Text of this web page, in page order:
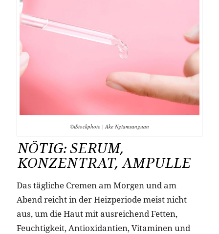
©iStockphoto | Ake Ngiamsanguan
NÖTIG: SERUM,
KONZENTRAT, AMPULLE
Das tägliche Cremen am Morgen und am
Abend reicht in der Heizperiode meist nicht
aus, um die Haut mit ausreichend Fetten,
Feuchtigkeit, Antioxidantien, Vitaminen und